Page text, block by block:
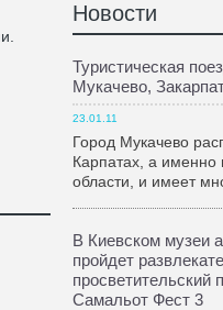
Новости
Туристическая
Мукачево,
23.01.11
Город Мукачево
Карпатах, а именно
области, и имеет
В Киевском музеи
пройдет
просветительский
Самальот Фест 3